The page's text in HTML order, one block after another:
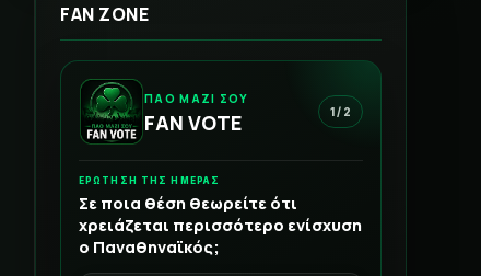
FAN ZONE
ΠΑΟ ΜΑΖΙ ΣΟΥ
FAN VOTE 1 / 2
ΕΡΩΤΗΣΗ ΤΗΣ ΗΜΕΡΑΣ
Σε ποια θέση θεωρείτε ότι
χρειάζεται περισσότερο ενίσχυση
ο Παναθηναϊκός;